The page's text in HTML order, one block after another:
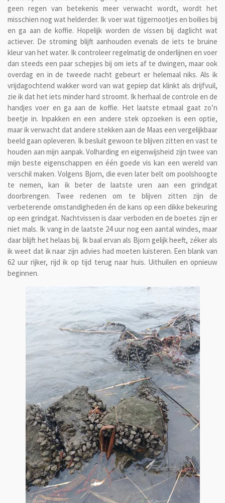
geen regen van betekenis meer verwacht wordt, wordt het
misschien nog wat helderder. Ik voer wat tijgernootjes en boilies bij
en ga aan de koffie. Hopelijk worden de vissen bij daglicht wat
actiever. De stroming blijft aanhouden evenals de iets te bruine
kleur van het water. Ik controleer regelmatig de onderlijnen en voer
dan steeds een paar schepjes bij om iets af te dwingen, maar ook
overdag en in de tweede nacht gebeurt er helemaal niks. Als ik
vrijdagochtend wakker word van wat gepiep dat klinkt als drijfvuil,
zie ik dat het iets minder hard stroomt. Ik herhaal de controle en de
handjes voer en ga aan de koffie. Het laatste etmaal gaat zo’n
beetje in. Inpakken en een andere stek opzoeken is een optie,
maar ik verwacht dat andere stekken aan de Maas een vergelijkbaar
beeld gaan opleveren. Ik besluit gewoon te blijven zitten en vast te
houden aan mijn aanpak. Volharding en eigenwijsheid zijn twee van
mijn beste eigenschappen en één goede vis kan een wereld van
verschil maken. Volgens Bjorn, die even later belt om poolshoogte
te nemen, kan ik beter de laatste uren aan een grindgat
doorbrengen. Twee redenen om te blijven zitten zijn de
verbeterende omstandigheden én de kans op een dikke bekeuring
op een grindgat. Nachtvissen is daar verboden en de boetes zijn er
niet mals. Ik vang in de laatste 24 uur nog een aantal windes, maar
daar blijft het helaas bij. Ik baal ervan als Bjorn gelijk heeft, zéker als
ik weet dat ik naar zijn advies had moeten luisteren. Een blank van
62 uur rijker, rijd ik op tijd terug naar huis. Uithuilen en opnieuw
beginnen.